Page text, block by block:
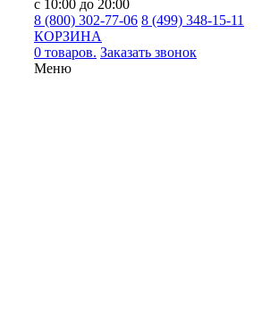
с 10:00 до 20:00
8 (800) 302-77-06 8 (499) 348-15-11
КОРЗИНА
0 товаров. Заказать звонок
Меню